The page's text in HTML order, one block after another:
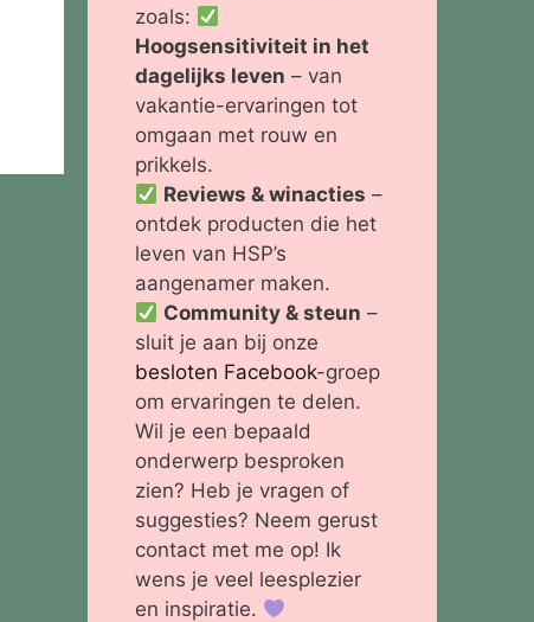
zoals:
Hoogsensitiviteit in het
dagelijks leven – van
vakantie-ervaringen tot
omgaan met rouw en
prikkels.
Reviews & winacties –
ontdek producten die het
leven van HSP’s
aangenamer maken.
Community & steun –
sluit je aan bij onze
besloten Facebook-groep
om ervaringen te delen.
Wil je een bepaald
onderwerp besproken
zien? Heb je vragen of
suggesties? Neem gerust
contact met me op! Ik
wens je veel leesplezier
en inspiratie.